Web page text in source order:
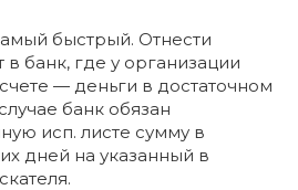
быстрый. Отнести
в банк, где у организации
— деньги в достаточном
банк обязан
исп. листе сумму в
дней на указанный в